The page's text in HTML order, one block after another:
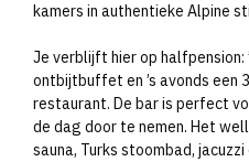
kamers in authentieke Alpine
Je verblijft hier op halfpension:
ontbijtbuffet en ’s avonds een
restaurant. De bar is perfect
de dag door te nemen. Het
sauna, Turks stoombad,